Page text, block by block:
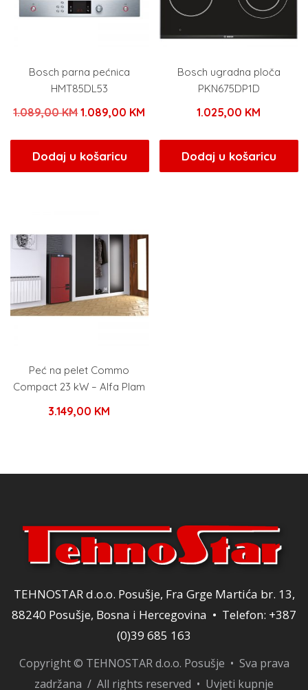
Bosch parna pećnica
HMT85DL53
1.089,00KMIzvorna
bila
je:
1.089,00 KM
1.089,00 KM.
Dodaj u košaricu
Bosch ugradna ploča
PKN675DP1D
1.025,00 KM
Dodaj u košaricu
Peć na pelet Commo
Compact 23 kW – Alfa Plam
3.149,00 KM
TEHNOSTAR d.o.o. Posušje, Fra Grge Martića br. 13,
88240 Posušje, Bosna i Hercegovina • Telefon: +387
(0)39 685 163
Copyright © TEHNOSTAR d.o.o. Posušje • Sva prava
zadržana / All rights reserved • Uvjeti kupnje